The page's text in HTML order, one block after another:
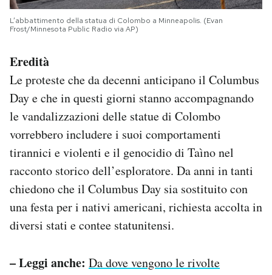
L’abbattimento della statua di Colombo a Minneapolis. (Evan
Frost/Minnesota Public Radio via AP)
Eredità
Le proteste che da decenni anticipano il Columbus
Day e che in questi giorni stanno accompagnando
le vandalizzazioni delle statue di Colombo
vorrebbero includere i suoi comportamenti
tirannici e violenti e il genocidio di Taìno nel
racconto storico dell’esploratore. Da anni in tanti
chiedono che il Columbus Day sia sostituito con
una festa per i nativi americani, richiesta accolta in
diversi stati e contee statunitensi.
– Leggi anche: Da dove vengono le rivolte